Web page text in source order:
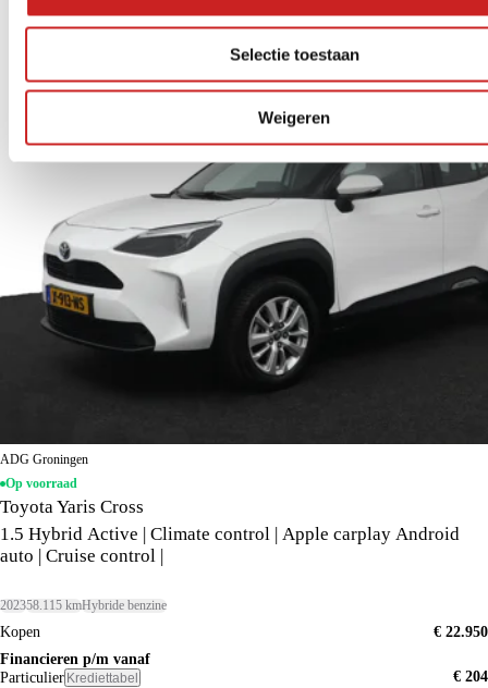
Selectie toestaan
Weigeren
ADG Groningen
Op voorraad
Toyota Yaris Cross
1.5 Hybrid Active | Climate control | Apple carplay Android
auto | Cruise control |
202358.115 kmHybride benzine
Kopen
€ 22.950
Financieren p/m vanaf
Particulier Krediettabel
€ 204